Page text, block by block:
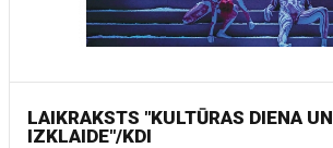
LAIKRAKSTS "KULTŪRAS DIENA UN
IZKLAIDE"/KDI